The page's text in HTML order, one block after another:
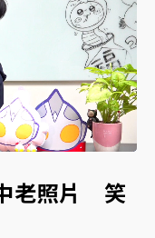
天 「紅到發紫」降
遭查扣畫面曝光
老照片 笑